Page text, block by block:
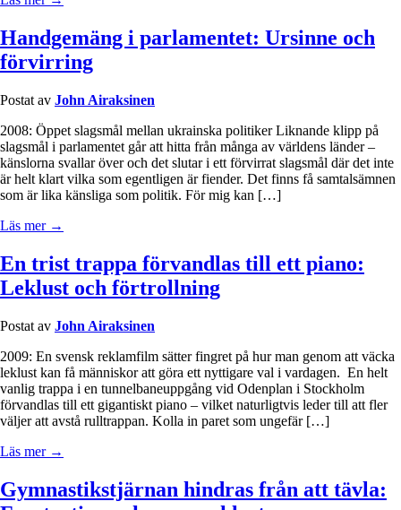
Handgemäng i parlamentet: Ursinne och
förvirring
Postat av John Airaksinen
2008: Öppet slagsmål mellan ukrainska politiker Liknande klipp på
slagsmål i parlamentet går att hitta från många av världens länder –
känslorna svallar över och det slutar i ett förvirrat slagsmål där det inte
är helt klart vilka som egentligen är fiender. Det finns få samtalsämnen
som är lika känsliga som politik. För mig kan […]
Läs mer →
En trist trappa förvandlas till ett piano:
Leklust och förtrollning
Postat av John Airaksinen
2009: En svensk reklamfilm sätter fingret på hur man genom att väcka
leklust kan få människor att göra ett nyttigare val i vardagen. En helt
vanlig trappa i en tunnelbaneuppgång vid Odenplan i Stockholm
förvandlas till ett gigantiskt piano – vilket naturligtvis leder till att fler
väljer att avstå rulltrappan. Kolla in paret som ungefär […]
Läs mer →
Gymnastikstjärnan hindras från att tävla: